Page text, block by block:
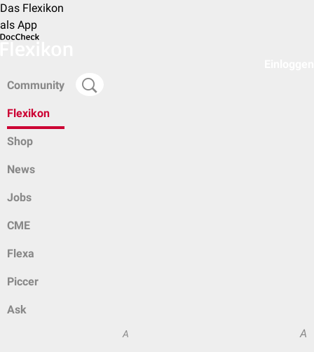
Das Flexikon
als App
Community
Flexikon
Shop
News
Jobs
CME
Flexa
Piccer
Ask
A A